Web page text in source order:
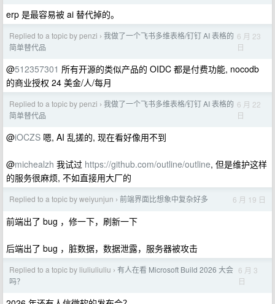
erp 是最容易被 ai 替代掉的。
Replied to a topic by penzi › 我做了一个飞书多维表格/钉钉 AI 表格的
简单替代品
6 月 23
日
@512357301 所有开源的类似产品的 OIDC 都是付费功能, nocodb
的商业授权 24 美金/人/每月
Replied to a topic by penzi › 我做了一个飞书多维表格/钉钉 AI 表格的
简单替代品
6 月 22
日
@iOCZS 嗯, AI 乱搓的, 现在看好像用不到
@michealzh 我试过 https://github.com/outline/outline, 但是维护这样
的服务很麻烦, 不如直接用大厂的
Replied to a topic by weiyunjun › 前端界面比想象中复杂好多 6 月 19 日
前端出了 bug ，修一下，刷新一下
后端出了 bug ，脏数据，数据泄露，服务器被攻击
Replied to a topic by liuliuliuliu › 有人在看 Microsoft Build 2026 大会
吗？
6 月 3
日